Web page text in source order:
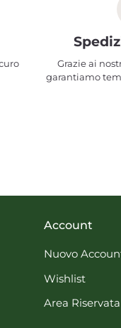
Grazie ai
garantiamo
Account
Nuovo
Wishlist
Area Riservata